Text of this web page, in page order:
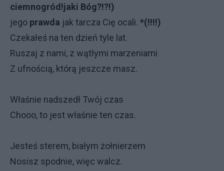
ciemnogród!jaki Bóg?!?!)
jego prawda jak tarcza Cię ocali. *(!!!!)
Czekałeś na ten dzień tyle lat.
Ruszaj z nami, z wątłymi marzeniami
Z ufnością, którą jeszcze masz.
Właśnie nadszedł Twój czas
Chooo, to jest właśnie ten czas.
Jesteś sterem, białym żołnierzem
Nosisz spodnie, więc walcz.